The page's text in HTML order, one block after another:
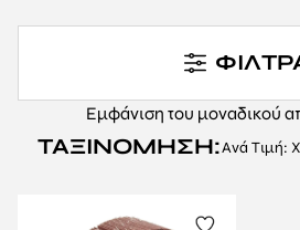
Εμφάνιση του μοναδικού
ΤΑΞΙΝΌΜΗΣΗ: